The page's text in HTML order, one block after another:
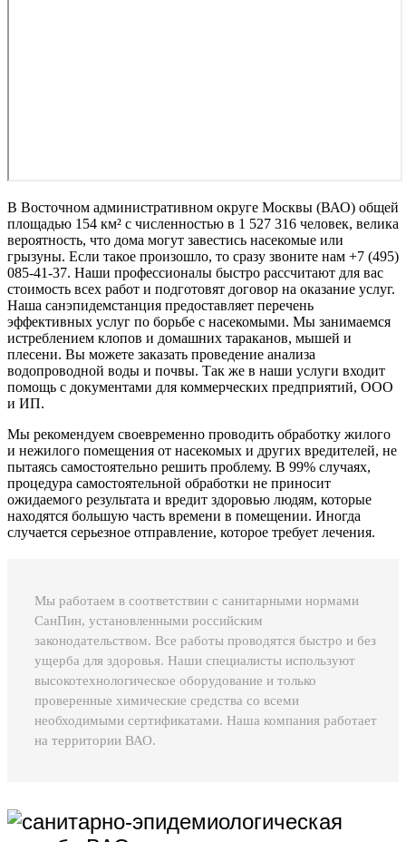
В Восточном административном округе Москвы (ВАО) общей
площадью 154 км² с численностью в 1 527 316 человек, велика
вероятность, что дома могут завестись насекомые или
грызуны. Если такое произошло, то сразу звоните нам +7 (495)
085-41-37. Наши профессионалы быстро рассчитают для вас
стоимость всех работ и подготовят договор на оказание услуг.
Наша санэпидемстанция предоставляет перечень
эффективных услуг по борьбе с насекомыми. Мы занимаемся
истреблением клопов и домашних тараканов, мышей и
плесени. Вы можете заказать проведение анализа
водопроводной воды и почвы. Так же в наши услуги входит
помощь с документами для коммерческих предприятий, ООО
и ИП.
Мы рекомендуем своевременно проводить обработку жилого
и нежилого помещения от насекомых и других вредителей, не
пытаясь самостоятельно решить проблему. В 99% случаях,
процедура самостоятельной обработки не приносит
ожидаемого результата и вредит здоровью людям, которые
находятся большую часть времени в помещении. Иногда
случается серьезное отправление, которое требует лечения.
Мы работаем в соответствии с санитарными нормами
СанПин, установленными российским
законодательством. Все работы проводятся быстро и без
ущерба для здоровья. Наши специалисты используют
высокотехнологическое оборудование и только
проверенные химические средства со всеми
необходимыми сертификатами. Наша компания работает
на территории ВАО.